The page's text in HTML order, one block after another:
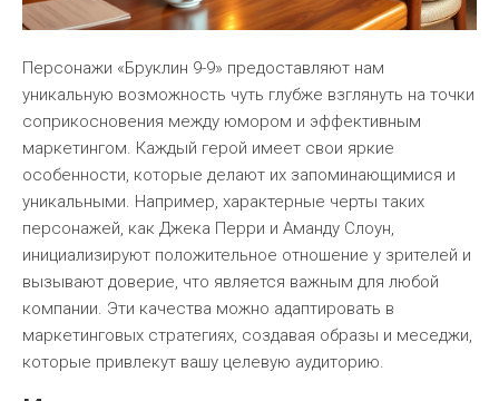
Персонажи «Бруклин 9-9» предоставляют нам
уникальную возможность чуть глубже взглянуть на точки
соприкосновения между юмором и эффективным
маркетингом. Каждый герой имеет свои яркие
особенности, которые делают их запоминающимися и
уникальными. Например, характерные черты таких
персонажей, как Джека Перри и Аманду Слоун,
инициализируют положительное отношение у зрителей и
вызывают доверие, что является важным для любой
компании. Эти качества можно адаптировать в
маркетинговых стратегиях, создавая образы и меседжи,
которые привлекут вашу целевую аудиторию.